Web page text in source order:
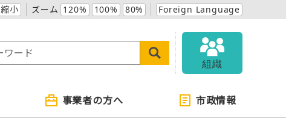
縮小 ズーム 120% 100% 80% Foreign Language
組織
事業者の方へ 市政情報